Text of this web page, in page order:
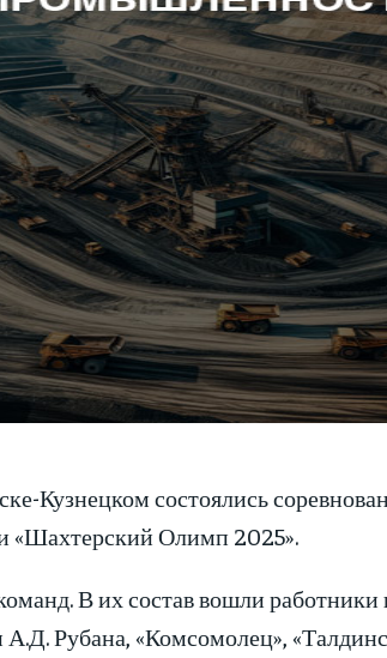
Кузнецком состоялись
«Шахтерский Олимп 2025».
В их состав вошли
Рубана, «Комсомолец»,